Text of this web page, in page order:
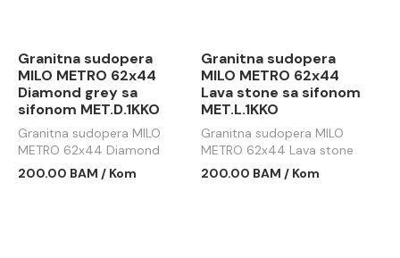
Granitna sudopera
MILO METRO 62x44
Diamond grey sa
sifonom MET.D.1KKO
Granitna sudopera MILO
METRO 62x44 Diamond
grey sa sifonom
200.00 BAM / Kom
Granitna sudopera
MILO METRO 62x44
Lava stone sa sifonom
MET.L.1KKO
Granitna sudopera MILO
METRO 62x44 Lava stone
sa sifonom MET.L.1KDO
200.00 BAM / Kom